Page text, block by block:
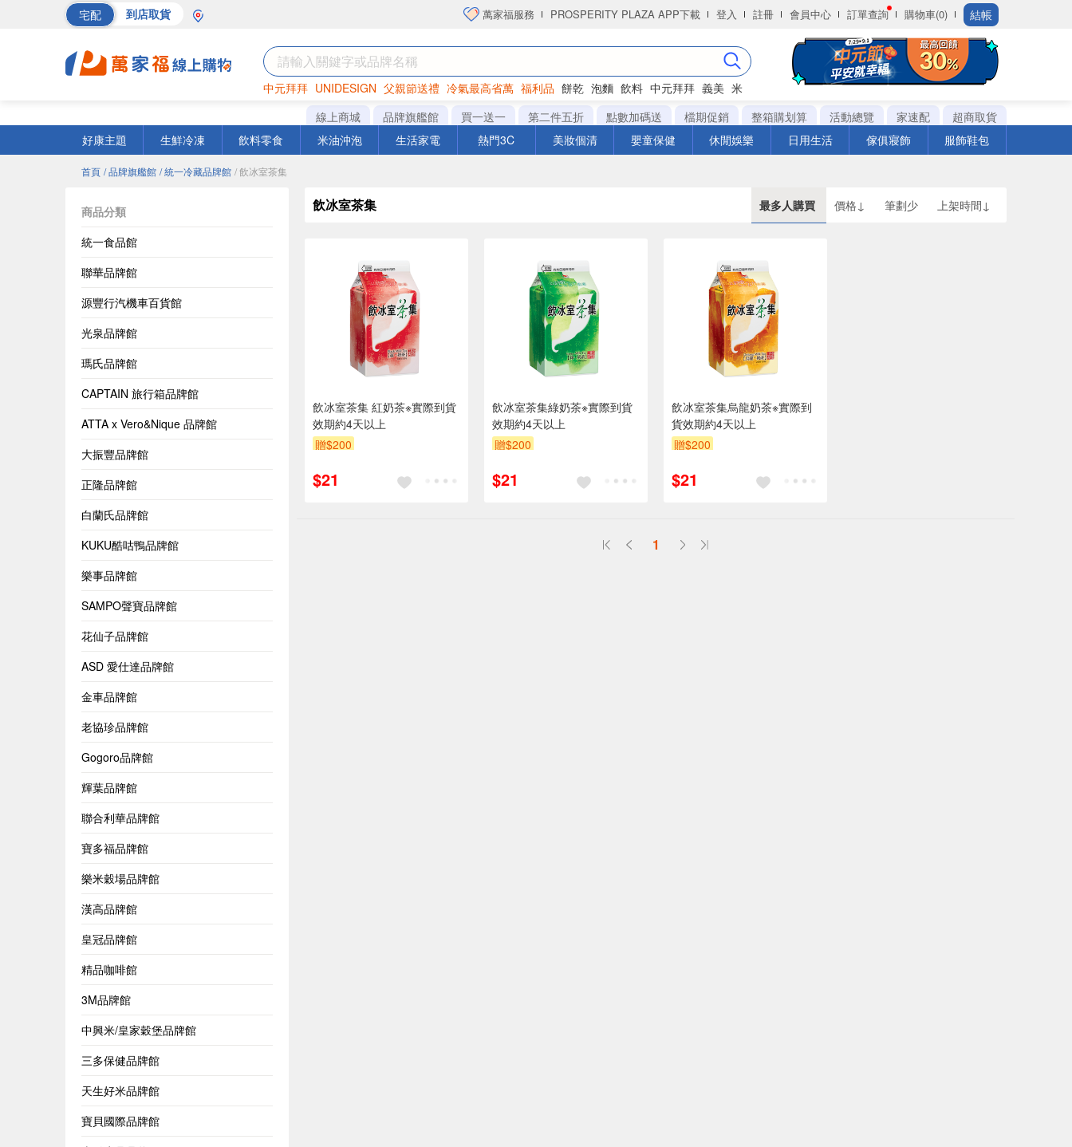
宅配 到店取貨 萬家福服務 PROSPERITY PLAZA APP下載 登入 註冊 會員中心 訂單查詢 購物車(0) 結帳
中元拜拜 UNIDESIGN 父親節送禮 冷氣最高省萬 福利品 餅乾 泡麵 飲料 中元拜拜 義美 米
罐頭 海苔 洋芋片
線上商城 品牌旗艦館 買一送一 第二件五折 點數加碼送 檔期促銷 整箱購划算 活動總覽 家速配
超商取貨
好康主題
生鮮冷凍 飲料零食 米油沖泡 生活家電 熱門3C 美妝個清 嬰童保健 休閒娛樂 日用生活 傢俱寢飾 服飾鞋包
首頁 / 品牌旗艦館 / 統一冷藏品牌館 / 飲冰室茶集
商品分類
統一食品館
聯華品牌館
源豐行汽機車百貨館
光泉品牌館
瑪氏品牌館
CAPTAIN 旅行箱品牌館
ATTA x Vero&Nique 品牌館
大振豐品牌館
正隆品牌館
白蘭氏品牌館
KUKU酷咕鴨品牌館
樂事品牌館
SAMPO聲寶品牌館
花仙子品牌館
ASD 愛仕達品牌館
金車品牌館
老協珍品牌館
Gogoro品牌館
輝葉品牌館
聯合利華品牌館
寶多福品牌館
樂米穀場品牌館
漢高品牌館
皇冠品牌館
精品咖啡館
3M品牌館
中興米/皇家穀堡品牌館
三多保健品牌館
天生好米品牌館
寶貝國際品牌館
飲冰室茶集 最多人購買 價格↓ 筆劃少 上架時間↓
飲冰室茶集 紅奶茶※實際到貨
效期約4天以上
贈$200
$21
飲冰室茶集綠奶茶※實際到貨
效期約4天以上
贈$200
$21
飲冰室茶集烏龍奶茶※實際到
貨效期約4天以上
贈$200
$21
1